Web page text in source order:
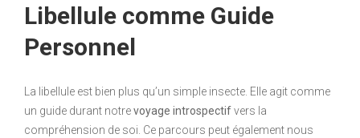
Libellule comme Guide
Personnel
La libellule est bien plus qu’un simple insecte. Elle agit comme
un guide durant notrevoyage introspectifvers la
compréhension de soi. Ce parcours peut également nous